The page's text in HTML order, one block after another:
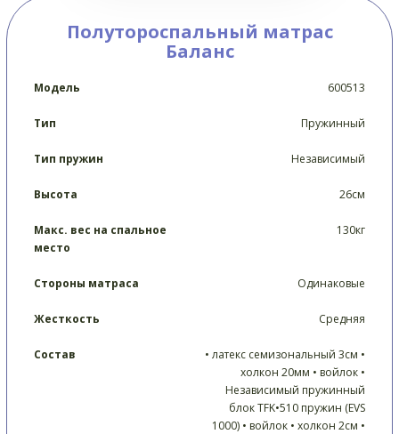
Полутороспальный матрас
Баланс
Модель 600513
Тип Пружинный
Тип пружин Независимый
Высота 26см
Макс. вес на спальное
место
130кг
Стороны матраса Одинаковые
Жесткость Средняя
Состав
• латекс семизональный 3см •
холкон 20мм • войлок •
Независимый пружинный
блок TFK•510 пружин (EVS
1000) • войлок • холкон 2см •